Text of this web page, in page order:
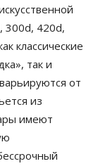
300d, 420d,
классические
так и
от
из
имеют